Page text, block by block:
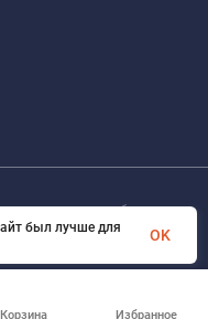
для снабжение
права защищены
Корзина Избранное
был лучше для
OK